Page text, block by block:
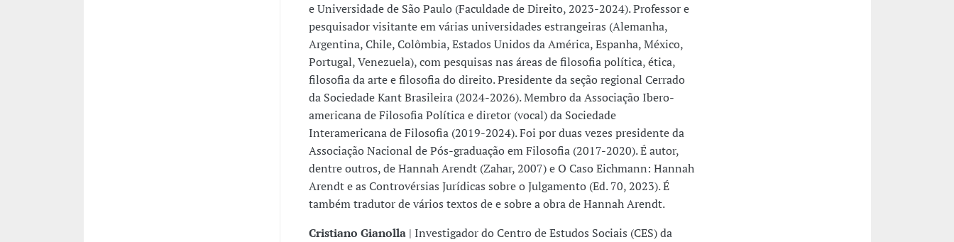
e Universidade de São Paulo (Faculdade de Direito, 2023-2024). Professor e
pesquisador visitante em várias universidades estrangeiras (Alemanha,
Argentina, Chile, Colômbia, Estados Unidos da América, Espanha, México,
Portugal, Venezuela), com pesquisas nas áreas de filosofia política, ética,
filosofia da arte e filosofia do direito. Presidente da seção regional Cerrado
da Sociedade Kant Brasileira (2024-2026). Membro da Associação Ibero-
americana de Filosofia Política e diretor (vocal) da Sociedade
Interamericana de Filosofia (2019-2024). Foi por duas vezes presidente da
Associação Nacional de Pós-graduação em Filosofia (2017-2020). É autor,
dentre outros, de Hannah Arendt (Zahar, 2007) e O Caso Eichmann: Hannah
Arendt e as Controvérsias Jurídicas sobre o Julgamento (Ed. 70, 2023). É
também tradutor de vários textos de e sobre a obra de Hannah Arendt.
Cristiano Gianolla | Investigador do Centro de Estudos Sociais (CES) da